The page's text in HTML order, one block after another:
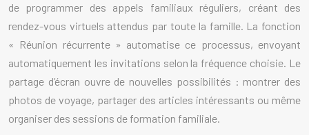
de programmer des appels familiaux réguliers, créant des
rendez-vous virtuels attendus par toute la famille. La fonction
« Réunion récurrente » automatise ce processus, envoyant
automatiquement les invitations selon la fréquence choisie. Le
partage d’écran ouvre de nouvelles possibilités : montrer des
photos de voyage, partager des articles intéressants ou même
organiser des sessions de formation familiale.